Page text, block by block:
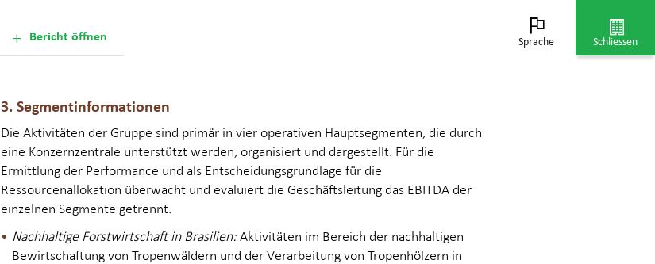
Bericht öffnen Sprache Schliessen
Geleaste Maschinen und Fahrzeuge EUR 5.1 Millionen
3. Segmentinformationen
Die Aktivitäten der Gruppe sind primär in vier operativen Hauptsegmenten, die durch
eine Konzernzentrale unterstützt werden, organisiert und dargestellt. Für die
Ermittlung der Performance und als Entscheidungsgrundlage für die
Ressourcenallokation überwacht und evaluiert die Geschäftsleitung das EBITDA der
einzelnen Segmente getrennt.
Nachhaltige Forstwirtschaft in Brasilien:Aktivitäten im Bereich der nachhaltigen
Bewirtschaftung von Tropen­wäldern und der Verarbeitung von Tropenhölzern in